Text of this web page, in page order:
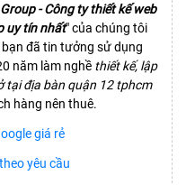
- Công ty thiết kế web
uy tín nhất" của chúng tôi
bạn đã tin tưởng sử dụng
năm làm nghề thiết kế, lập
tại địa bàn quận 12 tphcm
hàng nên thuê.
giá rẻ
yêu cầu